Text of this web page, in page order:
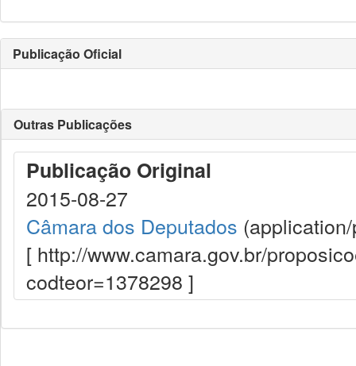
Publicação Oficial
Outras Publicações
Publicação Original
2015-08-27
Câmara dos Deputados
[ http://www.camara.gov.br/
codteor=1378298 ]